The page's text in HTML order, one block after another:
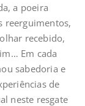
a poeira
reerguimentos,
recebido,
Em cada
sabedoria e
de
neste resgate